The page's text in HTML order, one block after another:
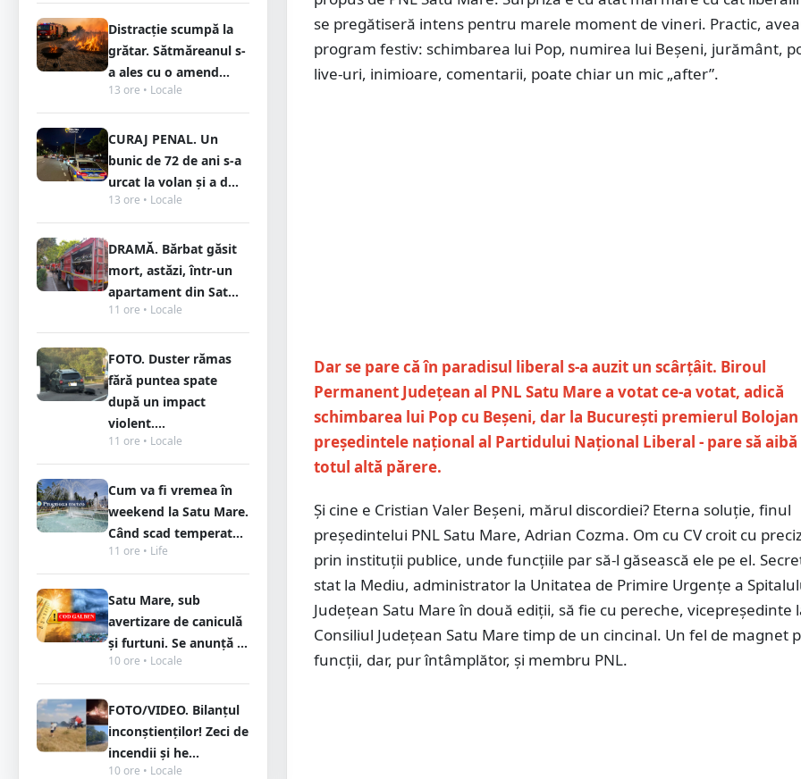
Distracție scumpă la
grătar. Sătmăreanul s-
a ales cu o amend...
13 ore • Locale
CURAJ PENAL. Un
bunic de 72 de ani s-a
urcat la volan și a d...
13 ore • Locale
DRAMĂ. Bărbat găsit
mort, astăzi, într-un
apartament din Sat...
11 ore • Locale
FOTO. Duster rămas
fără puntea spate
după un impact
violent....
11 ore • Locale
Cum va fi vremea în
weekend la Satu Mare.
Când scad temperat...
11 ore • Life
Satu Mare, sub
avertizare de caniculă
și furtuni. Se anunță ...
10 ore • Locale
FOTO/VIDEO. Bilanțul
inconștienților! Zeci de
incendii și he...
10 ore • Locale
se pregătiseră intens pentru marele moment de vineri. Practic,
program festiv: schimbarea lui Pop, numirea lui Beșeni, jurământ,
live-uri, inimioare, comentarii, poate chiar un mic „after”.
Dar se pare că în paradisul liberal s-a auzit un scârțâit. Biroul
Permanent Județean al PNL Satu Mare a votat ce-a votat, adică
schimbarea lui Pop cu Beșeni, dar la București premierul Bolojan
președintele național al Partidului Național Liberal - pare să aibă
totul altă părere.
Și cine e Cristian Valer Beșeni, mărul discordiei? Eterna soluție, finul
președintelui PNL Satu Mare, Adrian Cozma. Om cu CV croit cu
prin instituții publice, unde funcțiile par să-l găsească ele pe el.
stat la Mediu, administrator la Unitatea de Primire Urgențe a
Județean Satu Mare în două ediții, să fie cu pereche, vicepreședinte
Consiliul Județean Satu Mare timp de un cincinal. Un fel de magnet
funcții, dar, pur întâmplător, și membru PNL.